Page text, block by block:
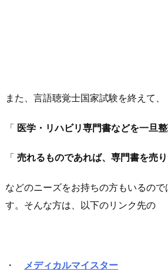
また、言語聴覚士国家試験を終えて、
「 医学・リハビリ専門書などを一旦
「 売れるものであれば、専門書を売り
などのニーズをお持ちの方もいるので
す。そんな方は、以下のリンク先の
・ メディカルマイスター